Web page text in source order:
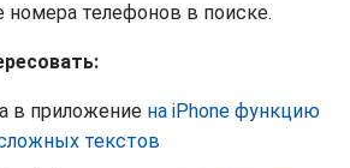
телефонов в поиске.
в приложение на iPhone функцию
текстов